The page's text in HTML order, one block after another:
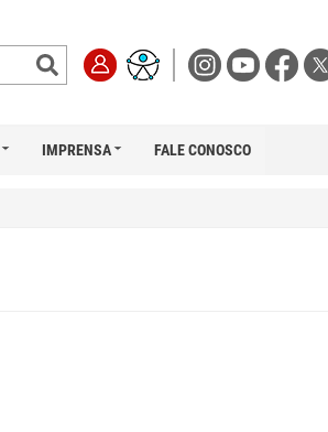
IMPRENSA FALE CONOSCO